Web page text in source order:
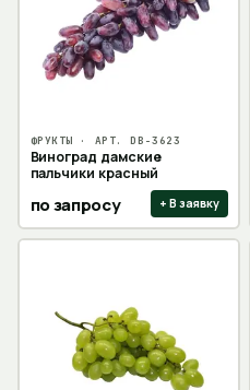
ФРУКТЫ · АРТ.DB-3623
Виноград дамские
пальчики красный
по запросу + В заявку